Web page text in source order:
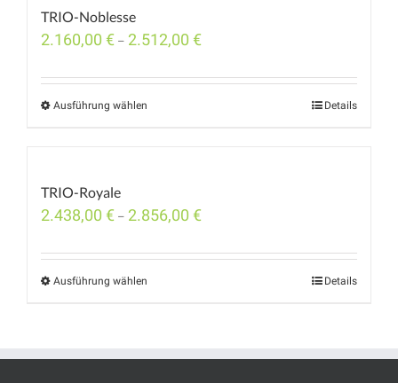
TRIO-Noblesse
2.160,00 € – 2.512,00 €
Ausführung wählen Details
TRIO-Royale
2.438,00 € – 2.856,00 €
Ausführung wählen Details